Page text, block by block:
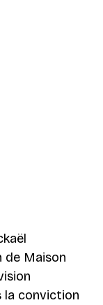
de Maison
la conviction